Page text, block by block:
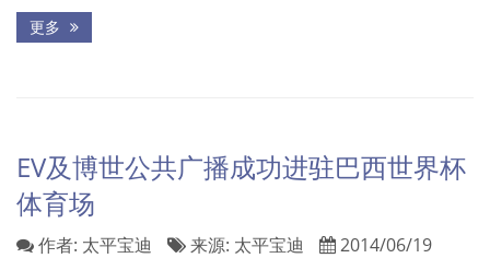
更多
EV及博世公共广播成功进驻巴西世界杯
体育场
作者: 太平宝迪 来源: 太平宝迪
2014/06/19